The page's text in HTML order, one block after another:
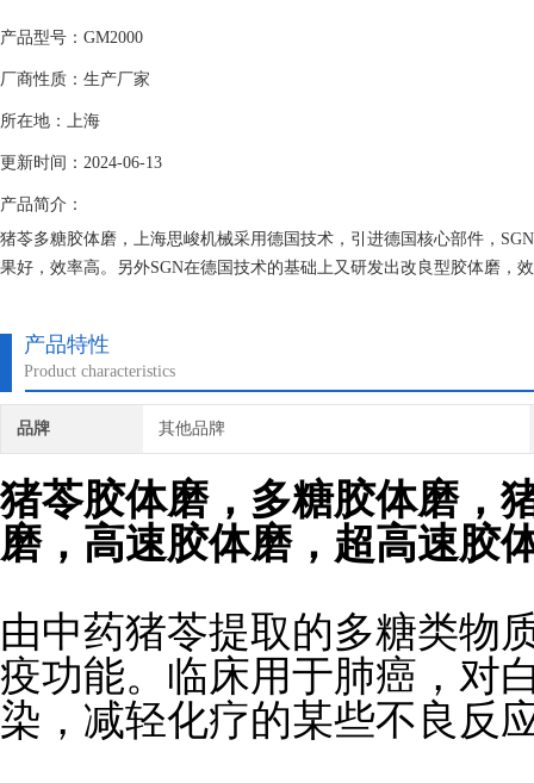
产品型号：GM2000
厂商性质：生产厂家
所在地：上海
更新时间：2024-06-13
产品简介：
猪苓多糖胶体磨，上海思峻机械采用德国技术，引进德国核心部件，
果好，效率高。另外SGN在德国技术的基础上又研发出改良型胶体磨，
产品特性
Product characteristics
品牌 其他品牌
猪苓胶体磨，多糖胶体磨，
磨，高速胶体磨，超高速胶
由中药猪苓提取的多糖类物
疫功能。临床用于肺癌，对
染，减轻化疗的某些不良反